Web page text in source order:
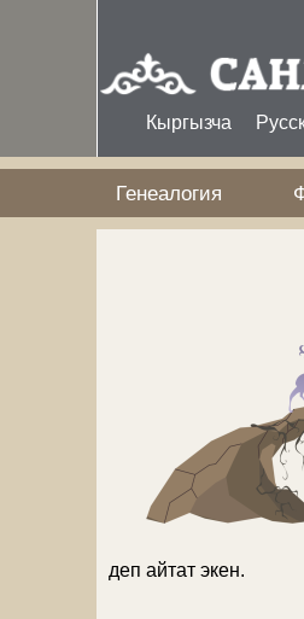
Кыргызча
Генеалогия
деп айтат экен.